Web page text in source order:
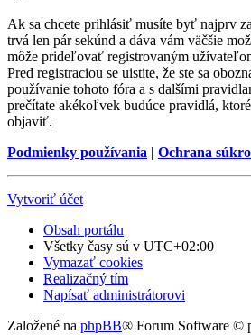
Ak sa chcete prihlásiť musíte byť najprv
trvá len pár sekúnd a dáva vám väčšie
môže prideľovať registrovaným
Pred registraciou se uistite, že ste sa
používanie tohoto fóra a s dalšími
prečítate akékoľvek budúce pravidlá,
objaviť.
Podmienky používania | Ochrana
Vytvoriť účet
Obsah portálu
Všetky časy sú v UTC+02:00
Vymazať cookies
Realizačný tím
Napísať administrátorovi
Založené na phpBB® Forum Software ©